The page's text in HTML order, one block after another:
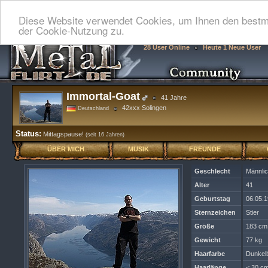
Diese Website verwendet Cookies, um Ihnen den
der Cookie-Nutzung zu.
28 User Online Heute 1 Neue User
Immortal-Goat 41 Jahre
Deutschland 42xxx Solingen
Status: Mittagspause! (seit 16 Jahren)
ÜBER MICH MUSIK FREUNDE
Geschlecht
Alter
41
Geburtstag
Sternzeichen
Stier
Größe
183 cm
Gewicht
77 kg
Haarfarbe